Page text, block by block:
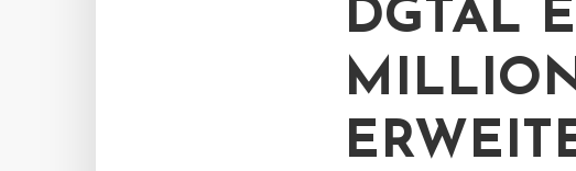
DGTAL